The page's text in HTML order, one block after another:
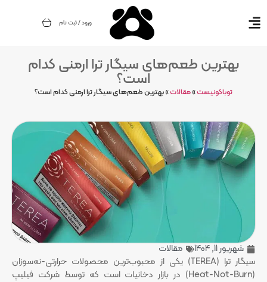
ورود / ثبت نام
بهترین طعم‌های سیگار ترا ارمنی کدام
است؟
توباکونیست»مقالات»بهترین طعم‌های سیگار ترا ارمنی کدام است؟
شهریور 11, 1404
مقالات
سیگار ترا (TEREA) یکی از محبوب‌ترین محصولات حرارتی-نه‌سوزان
(Heat-Not-Burn) در بازار دخانیات است که توسط شرکت فیلیپ